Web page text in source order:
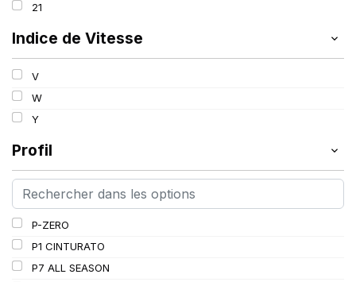
102
103
21
Indice de Vitesse
V
W
Y
Profil
P-ZERO
P1 CINTURATO
P7 ALL SEASON